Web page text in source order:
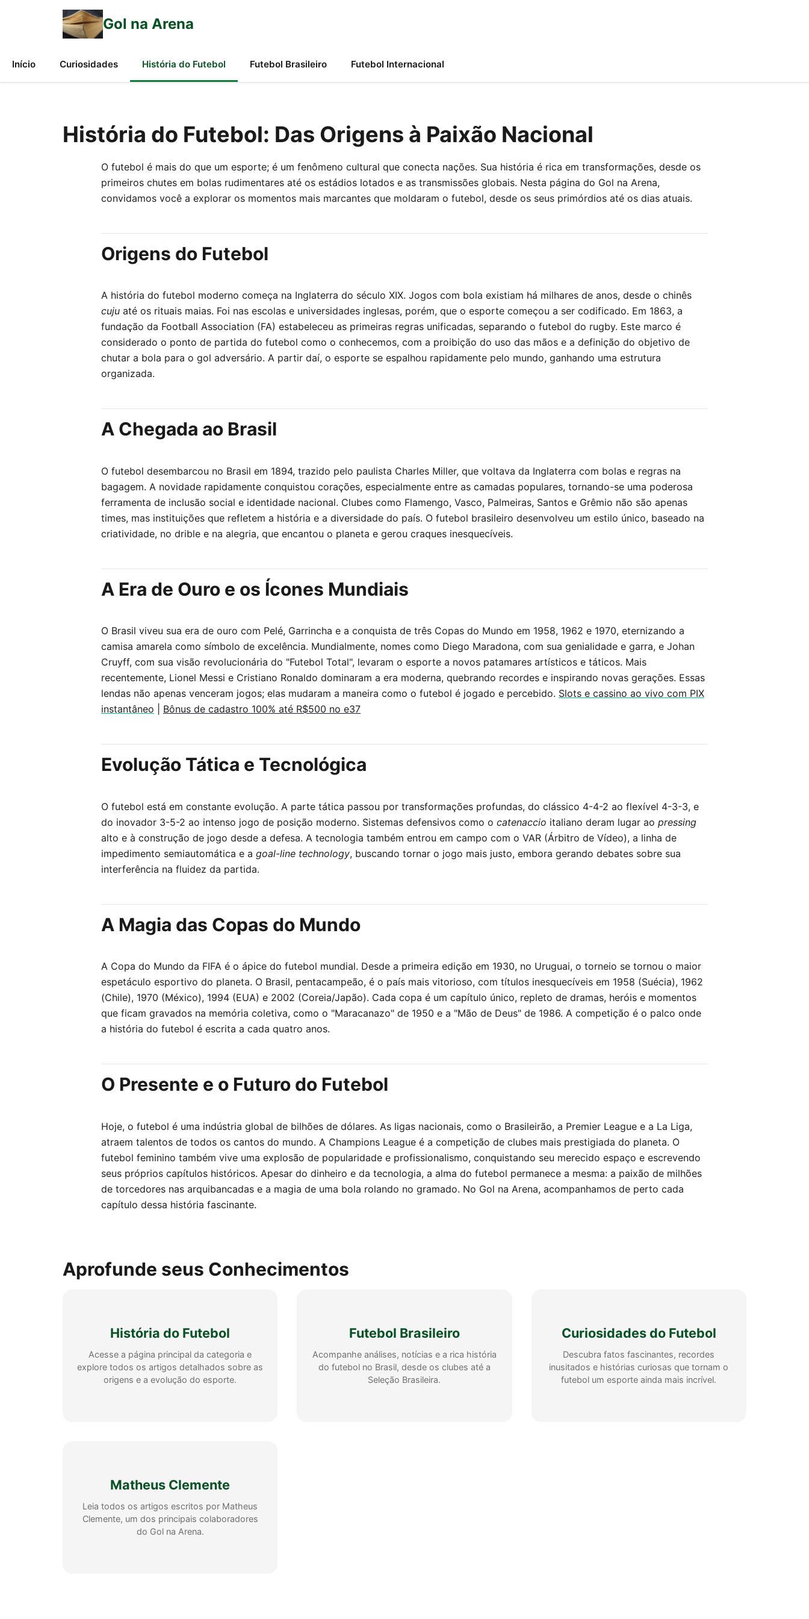
Gol na Arena
Início Curiosidades História do Futebol Futebol Brasileiro Futebol Internacional
História do Futebol: Das Origens à Paixão Nacional
O futebol é mais do que um esporte; é um fenômeno cultural que conecta nações. Sua história é rica em transformações, desde os
primeiros chutes em bolas rudimentares até os estádios lotados e as transmissões globais. Nesta página do Gol na Arena,
convidamos você a explorar os momentos mais marcantes que moldaram o futebol, desde os seus primórdios até os dias atuais.
Origens do Futebol
A história do futebol moderno começa na Inglaterra do século XIX. Jogos com bola existiam há milhares de anos, desde o chinês
cuju até os rituais maias. Foi nas escolas e universidades inglesas, porém, que o esporte começou a ser codificado. Em 1863, a
fundação da Football Association (FA) estabeleceu as primeiras regras unificadas, separando o futebol do rugby. Este marco é
considerado o ponto de partida do futebol como o conhecemos, com a proibição do uso das mãos e a definição do objetivo de
chutar a bola para o gol adversário. A partir daí, o esporte se espalhou rapidamente pelo mundo, ganhando uma estrutura
organizada.
A Chegada ao Brasil
O futebol desembarcou no Brasil em 1894, trazido pelo paulista Charles Miller, que voltava da Inglaterra com bolas e regras na
bagagem. A novidade rapidamente conquistou corações, especialmente entre as camadas populares, tornando-se uma poderosa
ferramenta de inclusão social e identidade nacional. Clubes como Flamengo, Vasco, Palmeiras, Santos e Grêmio não são apenas
times, mas instituições que refletem a história e a diversidade do país. O futebol brasileiro desenvolveu um estilo único, baseado na
criatividade, no drible e na alegria, que encantou o planeta e gerou craques inesquecíveis.
A Era de Ouro e os Ícones Mundiais
O Brasil viveu sua era de ouro com Pelé, Garrincha e a conquista de três Copas do Mundo em 1958, 1962 e 1970, eternizando a
camisa amarela como símbolo de excelência. Mundialmente, nomes como Diego Maradona, com sua genialidade e garra, e Johan
Cruyff, com sua visão revolucionária do "Futebol Total", levaram o esporte a novos patamares artísticos e táticos. Mais
recentemente, Lionel Messi e Cristiano Ronaldo dominaram a era moderna, quebrando recordes e inspirando novas gerações. Essas
lendas não apenas venceram jogos; elas mudaram a maneira como o futebol é jogado e percebido. Slots e cassino ao vivo com PIX
instantâneo
Bônus de cadastro 100% até R$500 no e37
Evolução Tática e Tecnológica
O futebol está em constante evolução. A parte tática passou por transformações profundas, do clássico 4-4-2 ao flexível 4-3-3, e
do inovador 3-5-2 ao intenso jogo de posição moderno. Sistemas defensivos como o catenaccio italiano deram lugar ao pressing
alto e à construção de jogo desde a defesa. A tecnologia também entrou em campo com o VAR (Árbitro de Vídeo), a linha de
impedimento semiautomática e a goal-line technology, buscando tornar o jogo mais justo, embora gerando debates sobre sua
interferência na fluidez da partida.
A Magia das Copas do Mundo
A Copa do Mundo da FIFA é o ápice do futebol mundial. Desde a primeira edição em 1930, no Uruguai, o torneio se tornou o maior
espetáculo esportivo do planeta. O Brasil, pentacampeão, é o país mais vitorioso, com títulos inesquecíveis em 1958 (Suécia), 1962
(Chile), 1970 (México), 1994 (EUA) e 2002 (Coreia/Japão). Cada copa é um capítulo único, repleto de dramas, heróis e momentos
que ficam gravados na memória coletiva, como o "Maracanazo" de 1950 e a "Mão de Deus" de 1986. A competição é o palco onde
a história do futebol é escrita a cada quatro anos.
O Presente e o Futuro do Futebol
Hoje, o futebol é uma indústria global de bilhões de dólares. As ligas nacionais, como o Brasileirão, a Premier League e a La Liga,
atraem talentos de todos os cantos do mundo. A Champions League é a competição de clubes mais prestigiada do planeta. O
futebol feminino também vive uma explosão de popularidade e profissionalismo, conquistando seu merecido espaço e escrevendo
seus próprios capítulos históricos. Apesar do dinheiro e da tecnologia, a alma do futebol permanece a mesma: a paixão de milhões
de torcedores nas arquibancadas e a magia de uma bola rolando no gramado. No Gol na Arena, acompanhamos de perto cada
capítulo dessa história fascinante.
Aprofunde seus Conhecimentos
História do Futebol
Acesse a página principal da categoria e
explore todos os artigos detalhados sobre as
origens e a evolução do esporte.
Futebol Brasileiro
Acompanhe análises, notícias e a rica história
do futebol no Brasil, desde os clubes até a
Seleção Brasileira.
Curiosidades do Futebol
Descubra fatos fascinantes, recordes
inusitados e histórias curiosas que tornam o
futebol um esporte ainda mais incrível.
Matheus Clemente
Leia todos os artigos escritos por Matheus
Clemente, um dos principais colaboradores
do Gol na Arena.